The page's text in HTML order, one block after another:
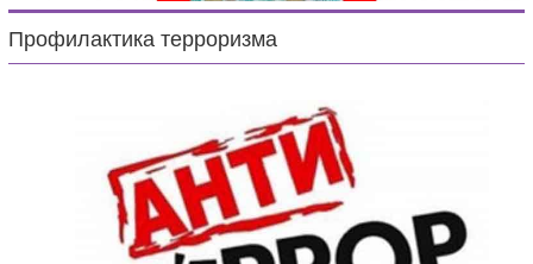
Профилактика терроризма